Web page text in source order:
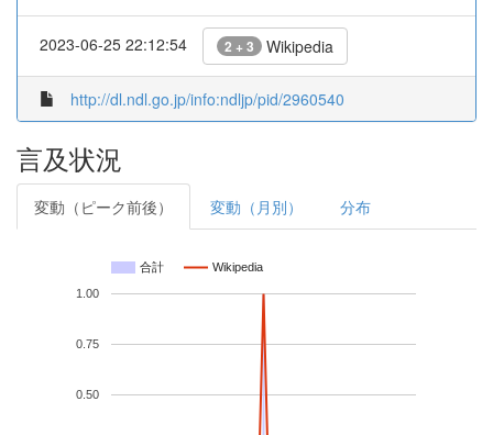
2023-06-25 22:12:54 2 + 3 Wikipedia
http://dl.ndl.go.jp/info:ndljp/pid/2960540
言及状況
変動（ピーク前後） 変動（月別） 分布
合計 Wikipedia
0.50
0.75
1.00